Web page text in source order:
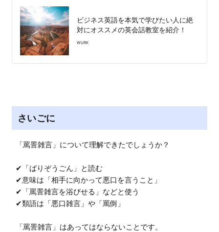
ビジネス英語を本気で学びたい人に絶
対にオススメの英会話教室を紹介！
WURK
さいごに
「罵詈雑言」について理解できたでしょうか？
✔「ばりぞうごん」と読む
✔意味は「相手に向かって悪口を言うこと」
✔「罵詈雑言を浴びせる」などと使う
✔類語は「悪口雑言」や「罵倒」
「罵詈雑言」はあってはならないことです。